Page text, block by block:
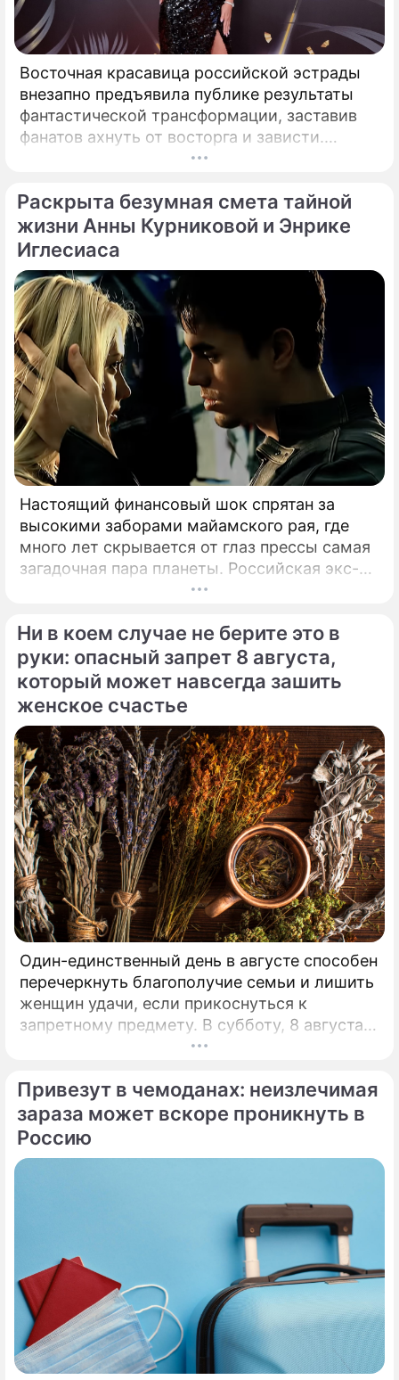
Восточная красавица российской эстрады
внезапно предъявила публике результаты
фантастической трансформации, заставив
фанатов ахнуть от восторга и зависти.
Знаменитая певица Жасмин всегда
формами, однако ее свежие снимки
спровоцировали настоящую бурю в Сети.
Раскрыта безумная смета тайной
жизни Анны Курниковой и Энрике
Иглесиаса
Настоящий финансовый шок спрятан за
высокими заборами майамского рая, где
много лет скрывается от глаз прессы самая
загадочная пара планеты. Российская экс-
теннисистка Анна Курникова и испанский
двадцати лет удерживают статус одной из
самых закрытых и непубличных пар
мирового шоу-бизнеса.
Ни в коем случае не берите это в
руки: опасный запрет 8 августа,
который может навсегда зашить
женское счастье
Один-единственный день в августе способен
перечеркнуть благополучие семьи и лишить
женщин удачи, если прикоснуться к
запретному предмету. В субботу, 8 августа,
православная церковь молитвенно чтит
Ермолая, Ермиппа и Ермократа, иереев
Никомидийских.
Привезут в чемоданах: неизлечимая
зараза может вскоре проникнуть в
Россию